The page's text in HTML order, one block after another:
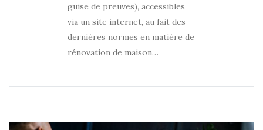
guise de preuves), accessibles
via un site internet, au fait des
dernières normes en matière de
rénovation de maison…